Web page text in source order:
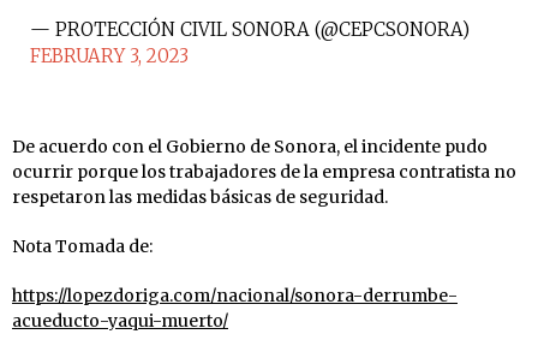
— PROTECCIÓN CIVIL SONORA (@CEPCSONORA)
FEBRUARY 3, 2023
De acuerdo con el Gobierno de Sonora, el incidente pudo
ocurrir porque los trabajadores de la empresa contratista no
respetaron las medidas básicas de seguridad.
Nota Tomada de:
https://lopezdoriga.com/nacional/sonora-derrumbe-
acueducto-yaqui-muerto/